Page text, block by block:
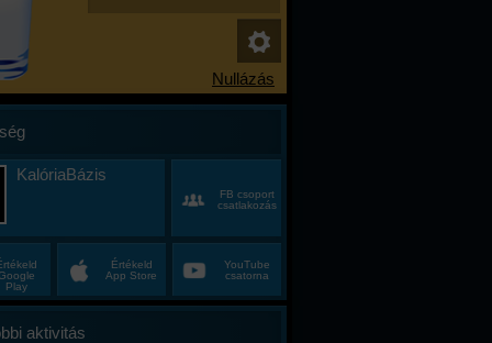
KalóriaBázis
FB csoport
csatlakozás
Play
Értékeld
App Store
YouTube
csatorna
aktivitás